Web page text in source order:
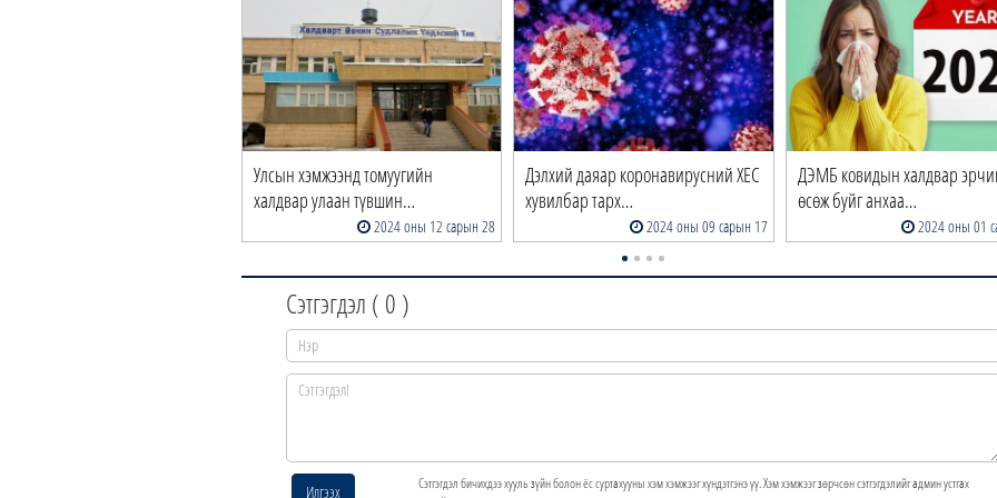
Улсын хэмжээнд томуугийн
халдвар улаан түвшин…
2024 оны 12 сарын 28
Дэлхий даяар коронавирусний XEC
хувилбар тарх…
2024 оны 09 сарын 17
ДЭМБ ковидын халдвар
өсөж буйг анхаа…
2024 оны 01
Сэтгэгдэл ( 0 )
Илгээх
Сэтгэгдэл бичихдээ хууль зүйн болон ёс суртахууны хэм хэмжээг хүндэтгэнэ үү. Хэм хэмжээг зөрчсөн сэтгэгдэлийг админ устгах